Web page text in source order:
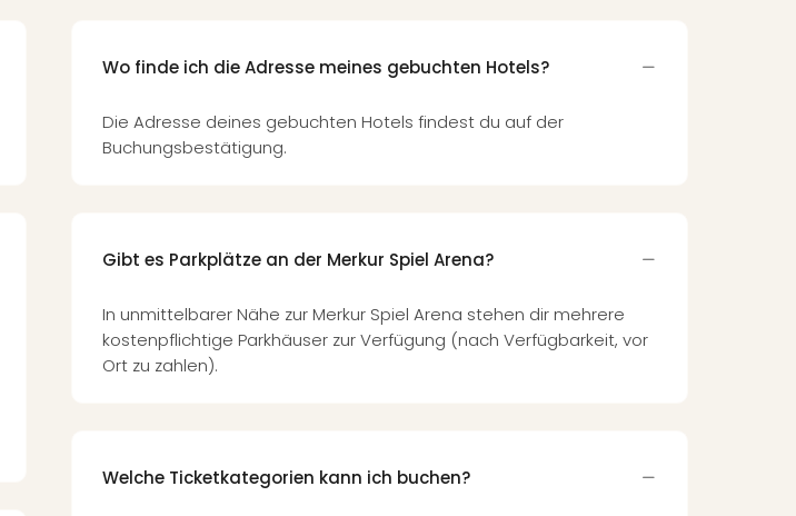
Wo finde ich die Adresse meines gebuchten Hotels?
Die Adresse deines gebuchten Hotels findest du auf der
Buchungsbestätigung.
Gibt es Parkplätze an der Merkur Spiel Arena?
In unmittelbarer Nähe zur Merkur Spiel Arena stehen dir mehrere
kostenpflichtige Parkhäuser zur Verfügung (nach Verfügbarkeit, vor
Ort zu zahlen).
Welche Ticketkategorien kann ich buchen?